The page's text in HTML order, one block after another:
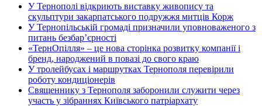
У Тернополі відкриють виставку живопису та
скульптури закарпатського подружжя митців Корж
У Тернопільській громаді призначили уповноваженого з
питань безбар’єрності
«ТернОпілля» – це нова сторінка розвитку компанії і
бренд, народжений в повазі до свого краю
У тролейбусах і маршрутках Тернополя перевірили
роботу кондиціонерів
Священнику з Тернополя заборонили служити через
участь у зібраннях Київського патріархату